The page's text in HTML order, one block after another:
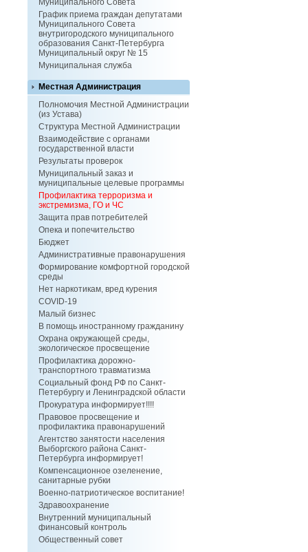
Муниципального Совета
График приема граждан депутатами
Муниципального Совета
внутригородского муниципального
образования Санкт-Петербурга
Муниципальный округ № 15
Муниципальная служба
Местная Администрация
Полномочия Местной Администрации
(из Устава)
Структура Местной Администрации
Взаимодействие с органами
государственной власти
Результаты проверок
Муниципальный заказ и
муниципальные целевые программы
Профилактика терроризма и
экстремизма, ГО и ЧС
Защита прав потребителей
Опека и попечительство
Бюджет
Административные правонарушения
Формирование комфортной городской
среды
Нет наркотикам, вред курения
COVID-19
Малый бизнес
В помощь иностранному гражданину
Охрана окружающей среды,
экологическое просвещение
Профилактика дорожно-
транспортного травматизма
Социальный фонд РФ по Санкт-
Петербургу и Ленинградской области
Прокуратура информирует!!!!
Правовое просвещение и
профилактика правонарушений
Агентство занятости населения
Выборгского района Санкт-
Петербурга информирует!
Компенсационное озеленение,
санитарные рубки
Военно-патриотическое воспитание!
Здравоохранение
Внутренний муниципальный
финансовый контроль
Общественный совет